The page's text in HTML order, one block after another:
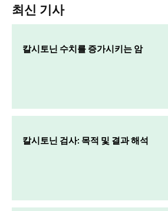
최신 기사
칼시토닌 수치를 증가시키는 암
칼시토닌 검사: 목적 및 결과 해석